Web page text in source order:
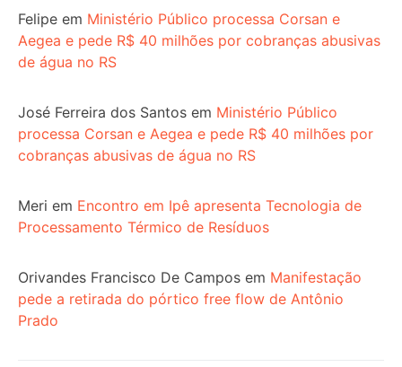
Felipe em Ministério Público processa Corsan e
Aegea e pede R$ 40 milhões por cobranças abusivas
de água no RS
José Ferreira dos Santos em Ministério Público
processa Corsan e Aegea e pede R$ 40 milhões por
cobranças abusivas de água no RS
Meri em Encontro em Ipê apresenta Tecnologia de
Processamento Térmico de Resíduos
Orivandes Francisco De Campos em Manifestação
pede a retirada do pórtico free flow de Antônio
Prado